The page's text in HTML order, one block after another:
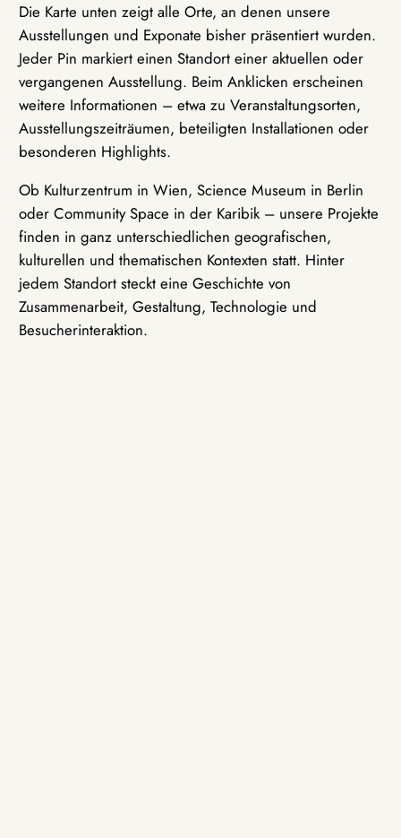
Die Karte unten zeigt alle Orte, an denen unsere
Ausstellungen und Exponate bisher präsentiert wurden.
Jeder Pin markiert einen Standort einer aktuellen oder
vergangenen Ausstellung. Beim Anklicken erscheinen
weitere Informationen – etwa zu Veranstaltungsorten,
Ausstellungszeiträumen, beteiligten Installationen oder
besonderen Highlights.
Ob Kulturzentrum in Wien, Science Museum in Berlin
oder Community Space in der Karibik – unsere Projekte
finden in ganz unterschiedlichen geografischen,
kulturellen und thematischen Kontexten statt. Hinter
jedem Standort steckt eine Geschichte von
Zusammenarbeit, Gestaltung, Technologie und
Besucherinteraktion.